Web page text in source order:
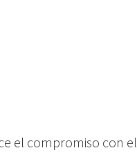
el compromiso con el